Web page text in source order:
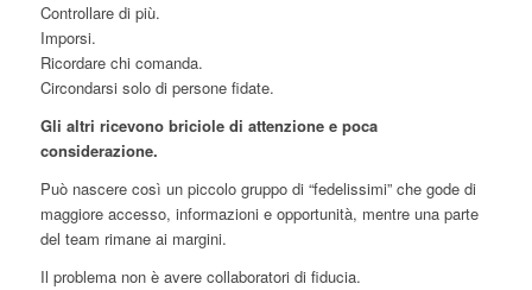
Controllare di più.
Imporsi.
Ricordare chi comanda.
Circondarsi solo di persone fidate.
Gli altri ricevono briciole di attenzione e poca
considerazione.
Può nascere così un piccolo gruppo di “fedelissimi” che gode di
maggiore accesso, informazioni e opportunità, mentre una parte
del team rimane ai margini.
Il problema non è avere collaboratori di fiducia.